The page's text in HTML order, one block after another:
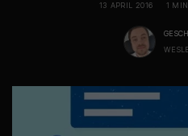
13 APRIL 2016 1